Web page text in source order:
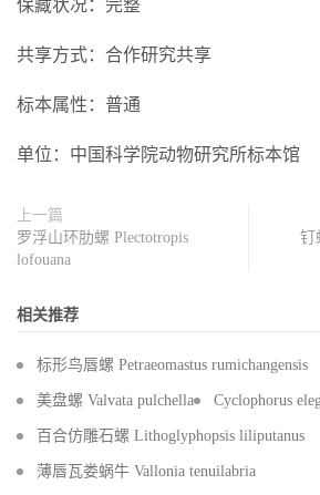
保藏状况：完整
共享方式：合作研究共享
标本属性：普通
单位：中国科学院动物研究所标本馆
上一篇
罗浮山环肋螺 Plectotropis
lofouana
钉
相关推荐
标形鸟唇螺 Petraeomastus rumichangensis
美盘螺 Valvata pulchella Cyclophorus
百合仿雕石螺 Lithoglyphopsis liliputanus
薄唇瓦娄蜗牛 Vallonia tenuilabria